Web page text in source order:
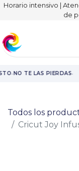
Horario intensivo |
de
·NO TE LAS PIERDAS·
Todos los
Cricut Joy